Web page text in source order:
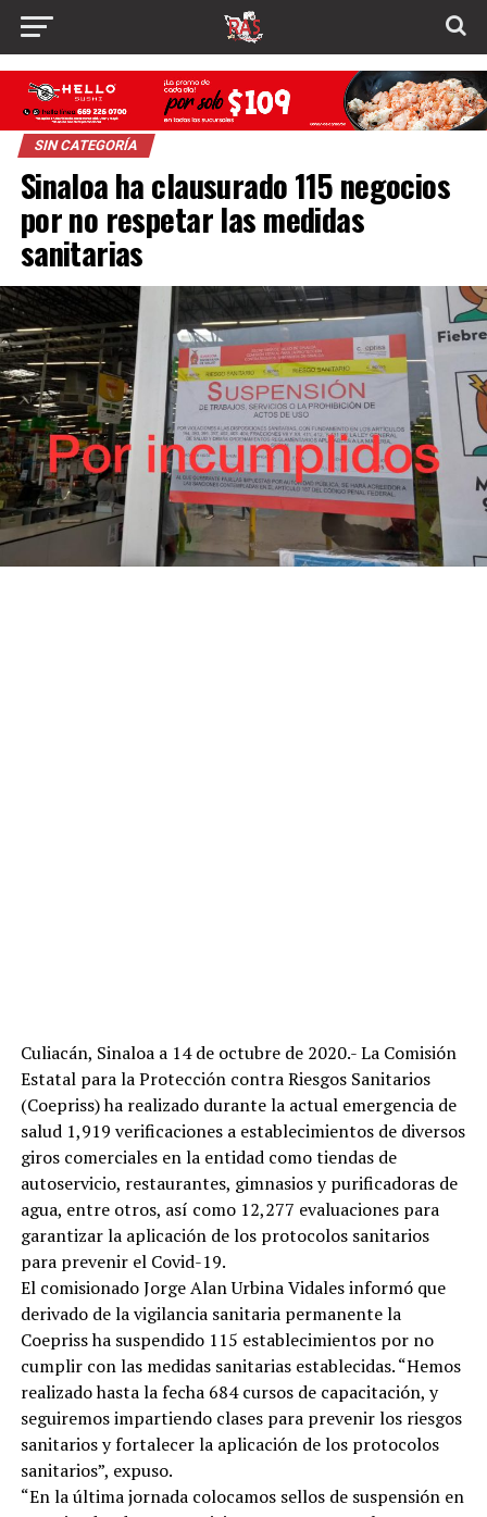
SIN CATEGORÍA
Sinaloa ha clausurado 115 negocios
por no respetar las medidas
sanitarias
Culiacán, Sinaloa a 14 de octubre de 2020.- La Comisión
Estatal para la Protección contra Riesgos Sanitarios
(Coepriss) ha realizado durante la actual emergencia de
salud 1,919 verificaciones a establecimientos de diversos
giros comerciales en la entidad como tiendas de
autoservicio, restaurantes, gimnasios y purificadoras de
agua, entre otros, así como 12,277 evaluaciones para
garantizar la aplicación de los protocolos sanitarios
para prevenir el Covid-19.
El comisionado Jorge Alan Urbina Vidales informó que
derivado de la vigilancia sanitaria permanente la
Coepriss ha suspendido 115 establecimientos por no
cumplir con las medidas sanitarias establecidas. “Hemos
realizado hasta la fecha 684 cursos de capacitación, y
seguiremos impartiendo clases para prevenir los riesgos
sanitarios y fortalecer la aplicación de los protocolos
sanitarios”, expuso.
“En la última jornada colocamos sellos de suspensión en